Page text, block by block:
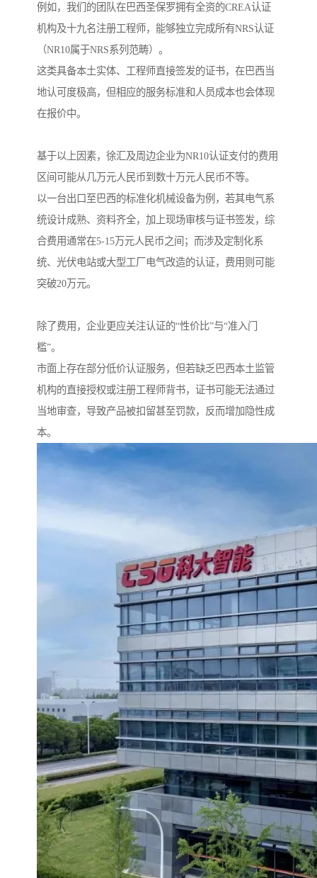
例如，我们的团队在巴西圣保罗拥有全资的CREA认证
机构及十九名注册工程师，能够独立完成所有NRS认证
（NR10属于NRS系列范畴）。
这类具备本土实体、工程师直接签发的证书，在巴西当
地认可度极高，但相应的服务标准和人员成本也会体现
在报价中。
基于以上因素，徐汇及周边企业为NR10认证支付的费用
区间可能从几万元人民币到数十万元人民币不等。
以一台出口至巴西的标准化机械设备为例，若其电气系
统设计成熟、资料齐全，加上现场审核与证书签发，综
合费用通常在5-15万元人民币之间；而涉及定制化系
统、光伏电站或大型工厂电气改造的认证，费用则可能
突破20万元。
除了费用，企业更应关注认证的“性价比”与“准入门
槛”。
市面上存在部分低价认证服务，但若缺乏巴西本土监管
机构的直接授权或注册工程师背书，证书可能无法通过
当地审查，导致产品被扣留甚至罚款，反而增加隐性成
本。